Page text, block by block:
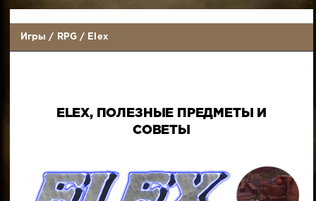
Игры / RPG / Elex
ELEX, ПОЛЕЗНЫЕ ПРЕДМЕТЫ И
СОВЕТЫ